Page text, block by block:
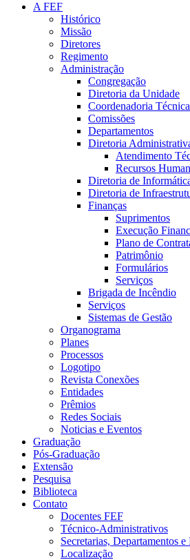
A FEF
Histórico
Missão
Diretores
Regimento
Administração
Congregação
Diretoria da Unidade
Coordenadoria
Comissões
Departamentos
Diretoria
Atendimento
Recursos
Diretoria de
Diretoria de
Finanças
Suprimentos
Execução
Plano de
Patrimônio
Formulários
Serviços
Brigada de Incêndio
Serviços
Sistemas de Gestão
Organograma
Planes
Processos
Logotipo
Revista Conexões
Entidades
Prêmios
Redes Sociais
Noticias e Eventos
Graduação
Pós-Graduação
Extensão
Pesquisa
Biblioteca
Contato
Docentes FEF
Técnico-Administrativos
Secretarias, Departamentos
Localização